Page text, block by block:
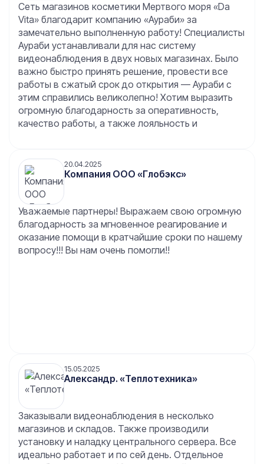
Сеть магазинов косметики Мертвого моря «Da
Vita» благодарит компанию «Аураби» за
замечательно выполненную работу! Специалисты
Аураби устанавливали для нас систему
видеонаблюдения в двух новых магазинах. Было
важно быстро принять решение, провести все
работы в сжатый срок до открытия — Аураби с
этим справились великолепно! Хотим выразить
огромную благодарность за оперативность,
качество работы, а также лояльность и
принимать решения быстро и на месте, таким
образом, сводя срок монтажа к минимальному.
Для нас это показатель профессионализма, а
также большая помощь. Благодарим Аураби за
такой подход к своей работе! Так держать!
20.04.2025
Компания ООО «Глобэкс»
Уважаемые партнеры! Выражаем свою огромную
благодарность за мгновенное реагирование и
оказание помощи в кратчайшие сроки по нашему
вопросу!!! Вы нам очень помогли!!
15.05.2025
Александр. «Теплотехника»
Заказывали видеонаблюдения в несколько
магазинов и складов. Также производили
установку и наладку центрального сервера. Все
идеально работает и по сей день. Отдельное